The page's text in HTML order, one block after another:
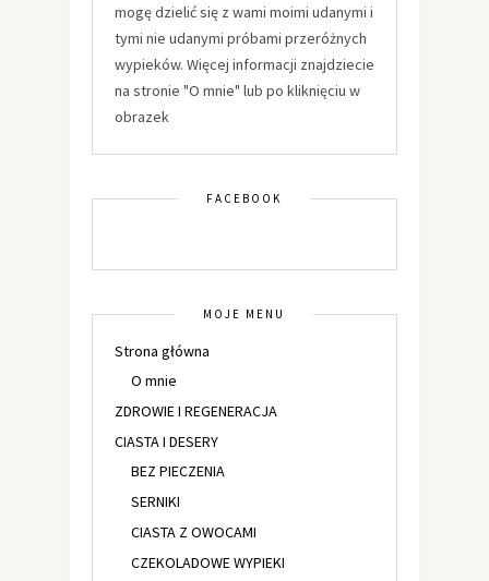
mogę dzielić się z wami moimi udanymi i
tymi nie udanymi próbami przeróżnych
wypieków. Więcej informacji znajdziecie
na stronie "O mnie" lub po kliknięciu w
obrazek
FACEBOOK
MOJE MENU
Strona główna
O mnie
ZDROWIE I REGENERACJA
CIASTA I DESERY
BEZ PIECZENIA
SERNIKI
CIASTA Z OWOCAMI
CZEKOLADOWE WYPIEKI